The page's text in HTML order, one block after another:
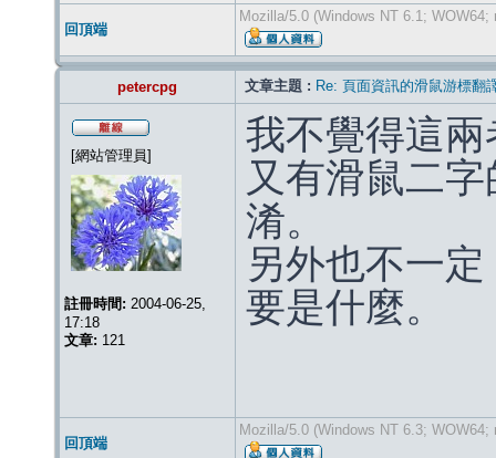
回頂端
Mozilla/5.0 (Windows NT 6.1;
petercpg 文章主題 : Re: 頁面資訊的滑鼠游標翻
[網站管理員]
註冊時間: 2004-06-25,
17:18
文章: 121
我不覺得這
又有滑鼠二
淆。
另外也不一
要是什麼。
回頂端
Mozilla/5.0 (Windows NT 6.3;